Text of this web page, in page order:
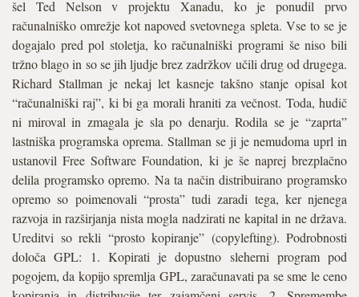
šel Ted Nelson v projektu Xanadu, ko je ponudil prvo
računalniško omrežje kot napoved svetovnega spleta. Vse to se je
dogajalo pred pol stoletja, ko računalniški programi še niso bili
tržno blago in so se jih ljudje brez zadržkov učili drug od drugega.
Richard Stallman je nekaj let kasneje takšno stanje opisal kot
“računalniški raj”, ki bi ga morali hraniti za večnost. Toda, hudič
ni miroval in zmagala je sla po denarju. Rodila se je “zaprta”
lastniška programska oprema. Stallman se ji je nemudoma uprl in
ustanovil Free Software Foundation, ki je še naprej brezplačno
delila programsko opremo. Na ta način distribuirano programsko
opremo so poimenovali “prosta” tudi zaradi tega, ker njenega
razvoja in razširjanja nista mogla nadzirati ne kapital in ne država.
Ureditvi so rekli “prosto kopiranje” (copylefting). Podrobnosti
določa GPL: 1. Kopirati je dopustno sleherni program pod
pogojem, da kopijo spremlja GPL, zaračunavati pa se sme le ceno